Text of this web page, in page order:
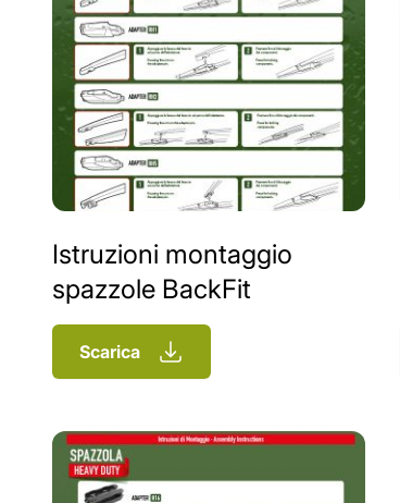
Istruzioni montaggio
spazzole BackFit
Scarica